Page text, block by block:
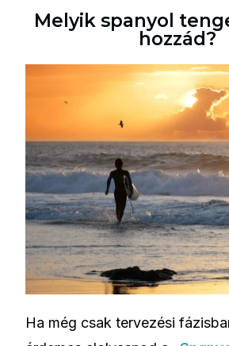
Melyik spanyol
hozzád?
Ha még csak tervezési